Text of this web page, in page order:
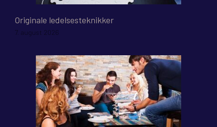
Originale ledelsesteknikker
7. august 2026